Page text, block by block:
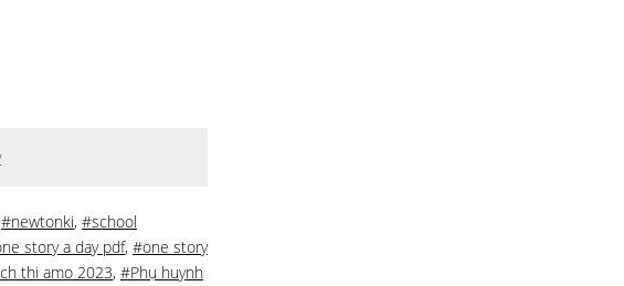
#newtonki, #school
story a day pdf, #one story
thi amo 2023, #Phụ huynh